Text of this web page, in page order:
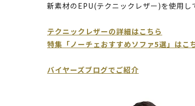
新素材のEPU(テクニックレザー)を使用し
テクニックレザーの詳細はこちら
特集「ノーチェおすすめソファ5選」はこ
バイヤーズブログでご紹介